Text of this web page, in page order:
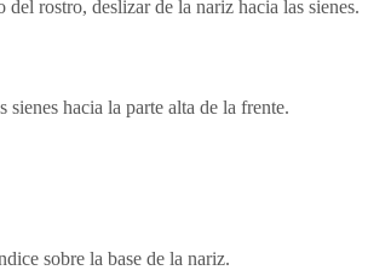
rostro, deslizar de la nariz hacia las sienes.
sienes hacia la parte alta de la frente.
sobre la base de la nariz.